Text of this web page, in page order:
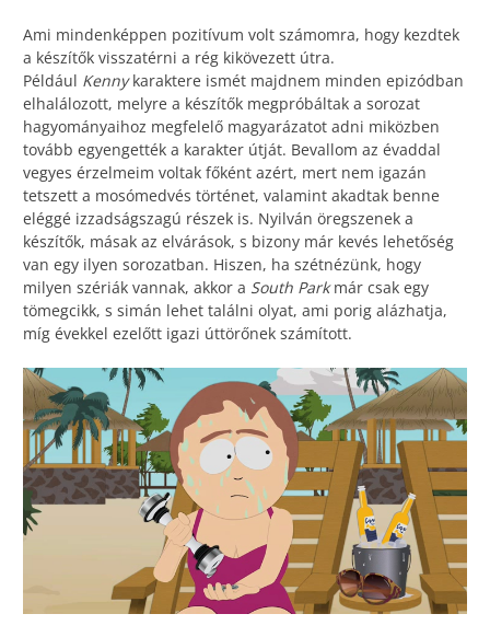
Ami mindenképpen pozitívum volt számomra, hogy kezdtek
a készítők visszatérni a rég kikövezett útra.
Például Kennykaraktere ismét majdnem minden epizódban
elhalálozott, melyre a készítők megpróbáltak a sorozat
hagyományaihoz megfelelő magyarázatot adni miközben
tovább egyengették a karakter útját. Bevallom az évaddal
vegyes érzelmeim voltak főként azért, mert nem igazán
tetszett a mosómedvés történet, valamint akadtak benne
eléggé izzadságszagú részek is. Nyilván öregszenek a
készítők, másak az elvárások, s bizony már kevés lehetőség
van egy ilyen sorozatban. Hiszen, ha szétnézünk, hogy
milyen szériák vannak, akkor a South Parkmár csak egy
tömegcikk, s simán lehet találni olyat, ami porig alázhatja,
míg évekkel ezelőtt igazi úttörőnek számított.